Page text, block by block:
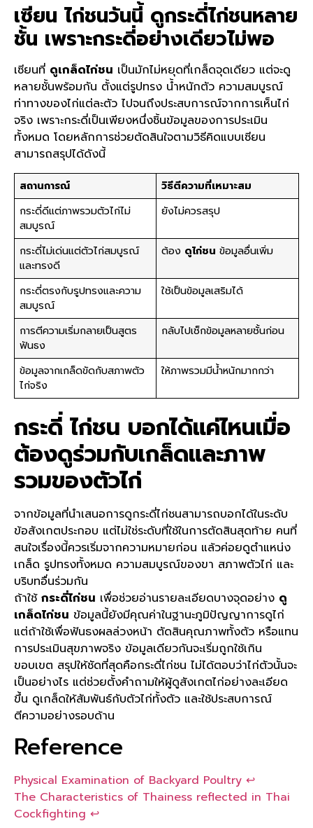
เซียน ไก่ชนวันนี้ ดูกระดี่ไก่ชนหลาย
ชั้น เพราะกระดี่อย่างเดียวไม่พอ
เซียนที่ ดูเกล็ดไก่ชน เป็นมักไม่หยุดที่เกล็ดจุดเดียว แต่จะดู
หลายชั้นพร้อมกัน ตั้งแต่รูปทรง น้ำหนักตัว ความสมบูรณ์
ท่าทางของไก่แต่ละตัว ไปจนถึงประสบการณ์จากการเห็นไก่
จริง เพราะกระดี่เป็นเพียงหนึ่งชิ้นข้อมูลของการประเมิน
ทั้งหมด โดยหลักการช่วยตัดสินใจตามวิธีคิดแบบเซียน
สามารถสรุปได้ดังนี้
สถานการณ์
วิธีตีความที่เหมาะสม
กระดี่ดีแต่ภาพรวมตัวไก่ไม่
สมบูรณ์
ยังไม่ควรสรุป
กระดี่ไม่เด่นแต่ตัวไก่สมบูรณ์
และทรงดี
ต้อง ดูไก่ชนข้อมูลอื่นเพิ่ม
กระดี่ตรงกับรูปทรงและความ
สมบูรณ์
ใช้เป็นข้อมูลเสริมได้
การตีความเริ่มกลายเป็นสูตร
ฟันธง
กลับไปเช็กข้อมูลหลายชั้นก่อน
ข้อมูลจากเกล็ดขัดกับสภาพตัว
ไก่จริง
ให้ภาพรวมมีน้ำหนักมากกว่า
กระดี่ ไก่ชน บอกได้แค่ไหนเมื่อ
ต้องดูร่วมกับเกล็ดและภาพ
รวมของตัวไก่
จากข้อมูลที่นำเสนอการดูกระดี่ไก่ชนสามารถบอกได้ในระดับ
ข้อสังเกตประกอบ แต่ไม่ใช่ระดับที่ใช้ในการตัดสินสุดท้าย คนที่
สนใจเรื่องนี้ควรเริ่มจากความหมายก่อน แล้วค่อยดูตำแหน่ง
เกล็ด รูปทรงทั้งหมด ความสมบูรณ์ของขา สภาพตัวไก่ และ
บริบทอื่นร่วมกัน
ถ้าใช้ กระดี่ไก่ชน เพื่อช่วยอ่านรายละเอียดบางจุดอย่าง ดู
เกล็ดไก่ชน ข้อมูลนี้ยังมีคุณค่าในฐานะภูมิปัญญาการดูไก่
แต่ถ้าใช้เพื่อฟันธงผลล่วงหน้า ตัดสินคุณภาพทั้งตัว หรือแทน
การประเมินสุขภาพจริง ข้อมูลเดียวกันจะเริ่มถูกใช้เกิน
ขอบเขต สรุปให้ชัดที่สุดคือกระดี่ไก่ชน ไม่ได้ตอบว่าไก่ตัวนั้นจะ
เป็นอย่างไร แต่ช่วยตั้งคำถามให้ผู้ดูสังเกตไก่อย่างละเอียด
ขึ้น ดูเกล็ดให้สัมพันธ์กับตัวไก่ทั้งตัว และใช้ประสบการณ์
ตีความอย่างรอบด้าน
Reference
Physical Examination of Backyard Poultry ↩︎
The Characteristics of Thainess reflected in Thai
Cockfighting ↩︎